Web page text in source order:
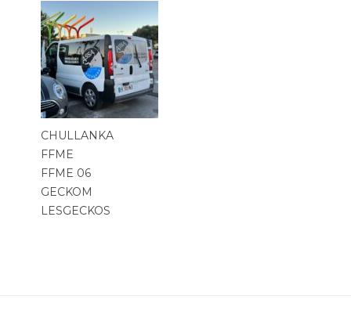
CHULLANKA
FFME
FFME 06
GECKOM
LESGECKOS